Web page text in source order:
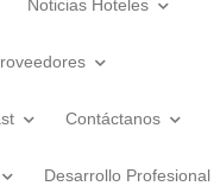
Noticias Hoteles
Contáctanos
Desarrollo Profesional